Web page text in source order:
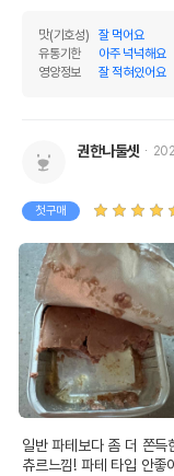
맛(기호성)
잘 먹어요
유통기한
아주 넉넉해요
영양정보
잘 적혀있어요
권한나둘셋
첫구매
일반 파테보다 좀 더 쫀득
츄르느낌! 파테 타입 안좋